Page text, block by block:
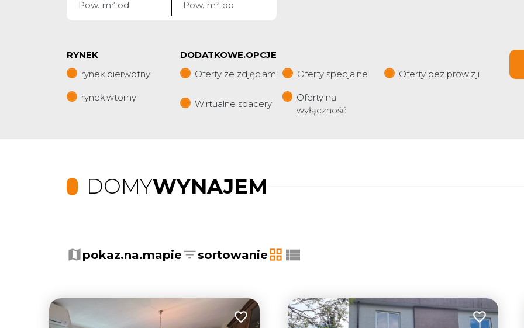
RYNEK
rynek.pierwotny
rynek.wtorny
DODATKOWE.OPCJE
Oferty ze zdjęciami
Oferty specjalne Oferty bez prowizji
Wirtualne spacery
Oferty na
wyłączność
DOMYWYNAJEM
−pokaz.na.mapie sortowanie
tabela
lista
Dodaj do ulubionych Dodaj do